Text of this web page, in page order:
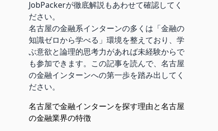
JobPackerが徹底解説もあわせて確認してく
ださい。
名古屋の金融系インターンの多くは「金融の
知識ゼロから学べる」環境を整えており、学
ぶ意欲と論理的思考力があれば未経験からで
も参加できます。この記事を読んで、名古屋
の金融インターンへの第一歩を踏み出してく
ださい。
名古屋で金融インターンを探す理由と名古屋
の金融業界の特徴